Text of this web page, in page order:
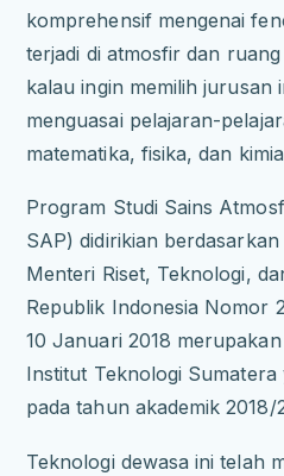
komprehensif mengenai
terjadi di atmosfir dan
kalau ingin memilih jurusan
menguasai pelajaran-
matematika, fisika, dan
Program Studi Sains
SAP) didirikian
Menteri Riset, Teknologi,
Republik Indonesia Nomor
10 Januari 2018
Institut Teknologi
pada tahun akademik 2018/
Teknologi dewasa ini telah